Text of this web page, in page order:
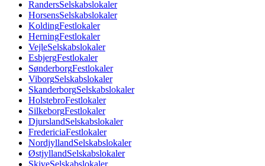
RandersSelskabslokaler
HorsensSelskabslokaler
KoldingFestlokaler
HerningFestlokaler
VejleSelskabslokaler
EsbjergFestlokaler
SønderborgFestlokaler
ViborgSelskabslokaler
SkanderborgSelskabslokaler
HolstebroFestlokaler
SilkeborgFestlokaler
DjurslandSelskabslokaler
FredericiaFestlokaler
NordjyllandSelskabslokaler
ØstjyllandSelskabslokaler
SkiveSelskabslokaler